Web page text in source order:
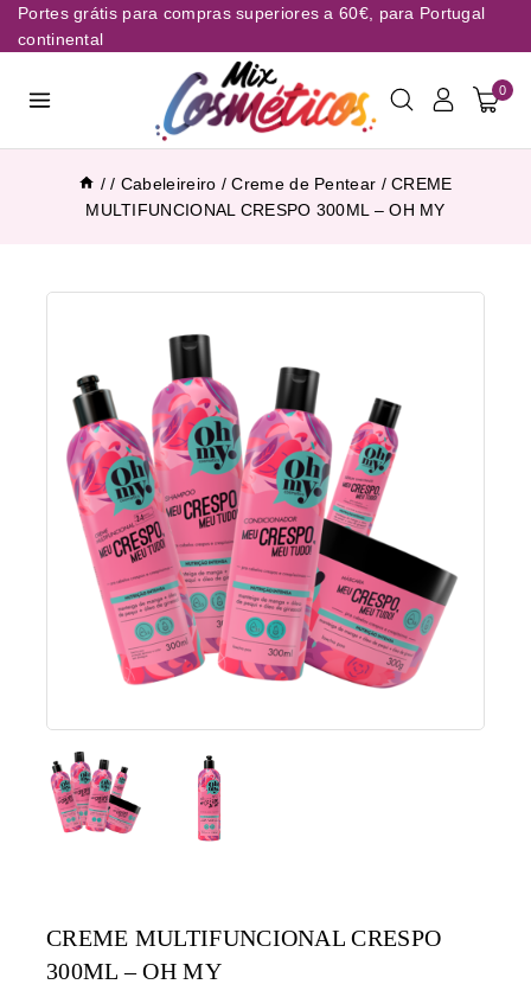
Portes grátis para compras superiores a 60€, para Portugal
continental
0
/ / Cabeleireiro / Creme de Pentear / CREME
MULTIFUNCIONAL CRESPO 300ML – OH MY
CREME MULTIFUNCIONAL CRESPO
300ML – OH MY